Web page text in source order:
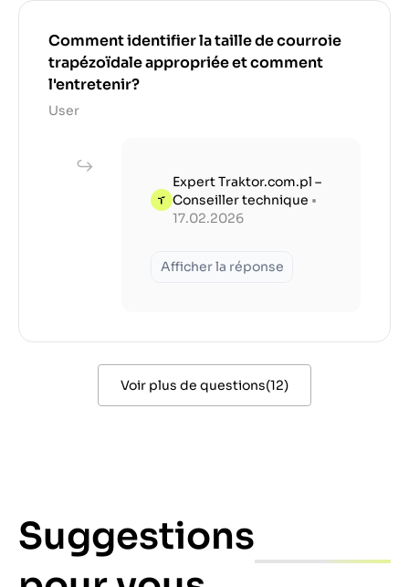
Comment identifier la taille de courroie
trapézoïdale appropriée et comment
l'entretenir?
User
Expert Traktor.com.pl –
Conseiller technique •
17.02.2026
Afficher la réponse
Voir plus de questions(12)
Suggestions